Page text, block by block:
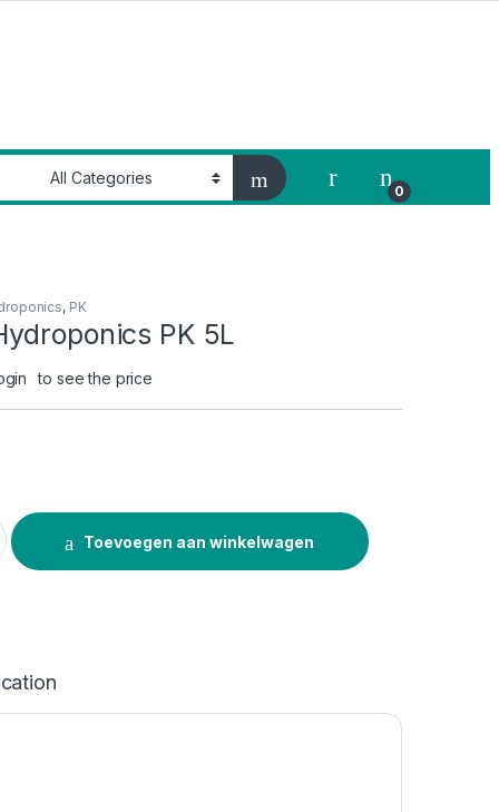
My Account
0
, PK
PK 5L
to see the price
PK 5L quantity
Toevoegen aan winkelwagen